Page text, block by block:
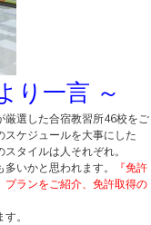
り一言 ～
厳選した合宿教習所46校をご
ケジュールを大事にした
タイルは人それぞれ。
いかと思われます。
『免許
ランをご紹介、免許取得の
。